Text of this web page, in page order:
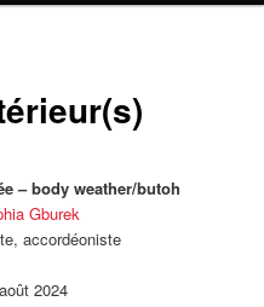
– body weather/butoh
Gburek
accordéoniste
2024